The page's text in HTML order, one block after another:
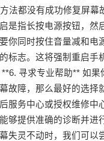
法都没有成功修复屏幕
是指长按电源按钮，然
你同时按住音量减和电
标志。这将强制重启手
寻求专业帮助** 如果
故障，那么最好的选择
服务中心或授权维修中
够提供准确的诊断并进
失灵不动时，我们可以